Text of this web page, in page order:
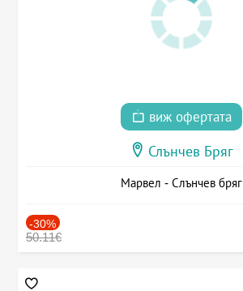
виж офертата
Слънчев Бряг
Марвел - Слънчев бряг
-30%
50.11€